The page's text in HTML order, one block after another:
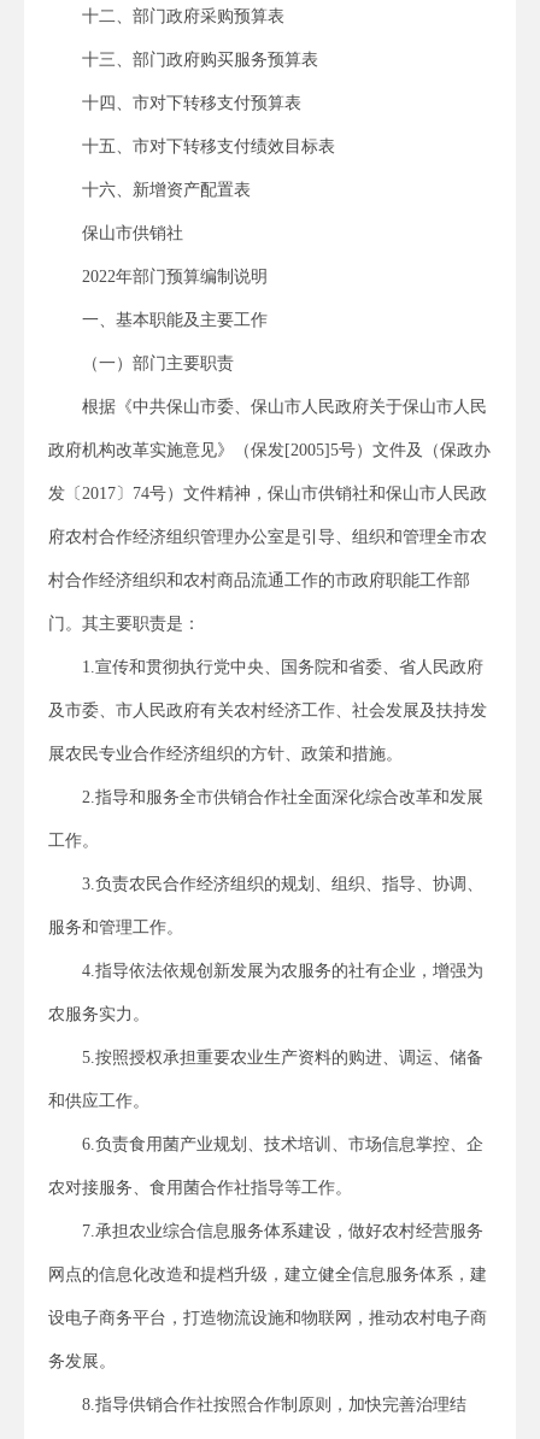
十二、部门政府采购预算表
十三、部门政府购买服务预算表
十四、市对下转移支付预算表
十五、市对下转移支付绩效目标表
十六、新增资产配置表
保山市供销社
2022年部门预算编制说明
一、基本职能及主要工作
（一）部门主要职责
根据《中共保山市委、保山市人民政府关于保山市人民
政府机构改革实施意见》（保发[2005]5号）文件及（保政办
发〔2017〕74号）文件精神，保山市供销社和保山市人民政
府农村合作经济组织管理办公室是引导、组织和管理全市农
村合作经济组织和农村商品流通工作的市政府职能工作部
门。其主要职责是：
1.宣传和贯彻执行党中央、国务院和省委、省人民政府
及市委、市人民政府有关农村经济工作、社会发展及扶持发
展农民专业合作经济组织的方针、政策和措施。
2.指导和服务全市供销合作社全面深化综合改革和发展
工作。
3.负责农民合作经济组织的规划、组织、指导、协调、
服务和管理工作。
4.指导依法依规创新发展为农服务的社有企业，增强为
农服务实力。
5.按照授权承担重要农业生产资料的购进、调运、储备
和供应工作。
6.负责食用菌产业规划、技术培训、市场信息掌控、企
农对接服务、食用菌合作社指导等工作。
7.承担农业综合信息服务体系建设，做好农村经营服务
网点的信息化改造和提档升级，建立健全信息服务体系，建
设电子商务平台，打造物流设施和物联网，推动农村电子商
务发展。
8.指导供销合作社按照合作制原则，加快完善治理结